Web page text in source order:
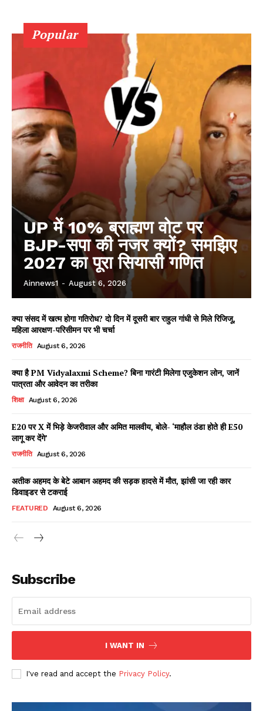
Facebook
Read Latest News on AIN
NEWS 1 App
Popular
UP में 10% ब्राह्मण वोट पर
BJP-सपा की नजर क्यों? समझिए
2027 का पूरा सियासी गणित
Ainnews1 - August 6, 2026
क्या संसद में खत्म होगा गतिरोध? दो दिन में दूसरी बार राहुल गांधी से मिले रिजिजू,
महिला आरक्षण-परिसीमन पर भी चर्चा
राजनीति August 6, 2026
क्या है PM Vidyalaxmi Scheme? बिना गारंटी मिलेगा एजुकेशन लोन, जानें
पात्रता और आवेदन का तरीका
शिक्षा August 6, 2026
E20 पर X में भिड़े केजरीवाल और अमित मालवीय, बोले- ‘माहौल ठंडा होते ही E50
लागू कर देंगे’
राजनीति August 6, 2026
अतीक अहमद के बेटे आबान अहमद की सड़क हादसे में मौत, झांसी जा रही कार
डिवाइडर से टकराई
FEATURED August 6, 2026
Subscribe
I WANT IN
I've read and accept the Privacy Policy.